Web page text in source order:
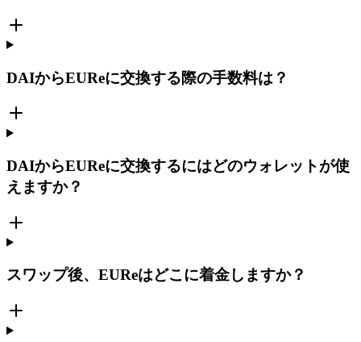
DAIからEUReに交換する際の手数料は？
DAIからEUReに交換するにはどのウォレットが使
えますか？
スワップ後、EUReはどこに着金しますか？